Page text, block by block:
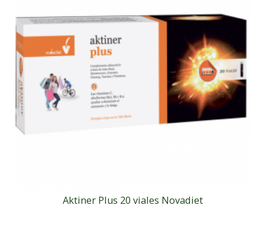
Aktiner Plus 20 viales Novadiet